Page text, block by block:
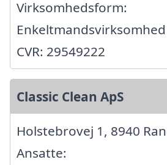
Virksomhedsform:
Enkeltmandsvirksomhed
CVR: 29549222
Classic Clean ApS
Holstebrovej 1, 8940
Ansatte: